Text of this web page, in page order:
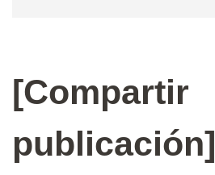
[Compartir
publicación]